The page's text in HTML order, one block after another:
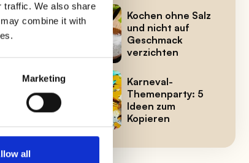
traffic. We also share
combine it with
Marketing
all
Kochen ohne Salz
und nicht auf
Geschmack
verzichten
Karneval-
Themenparty: 5
Ideen zum
Kopieren